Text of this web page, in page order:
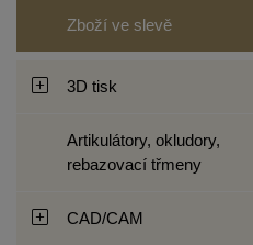
Zboží ve slevě
3D tisk
Artikulátory, okludory,
rebazovací třmeny
CAD/CAM